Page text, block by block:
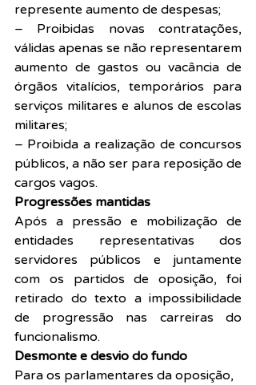
represente aumento de despesas;
– Proibidas novas contratações,
válidas apenas se não representarem
aumento de gastos ou vacância de
órgãos vitalícios, temporários para
serviços militares e alunos de escolas
militares;
– Proibida a realização de concursos
públicos, a não ser para reposição de
cargos vagos.
Progressões mantidas
Após a pressão e mobilização de
entidades representativas dos
servidores públicos e juntamente
com os partidos de oposição, foi
retirado do texto a impossibilidade
de progressão nas carreiras do
funcionalismo.
Desmonte e desvio do fundo
Para os parlamentares da oposição,